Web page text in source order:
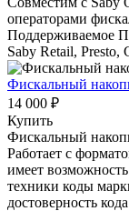
операторами
Поддерживаемое
Saby Retail, Presto,
Фискальный
14 000 ₽
Купить
Фискальный
Работает с
имеет
техники коды
достоверность